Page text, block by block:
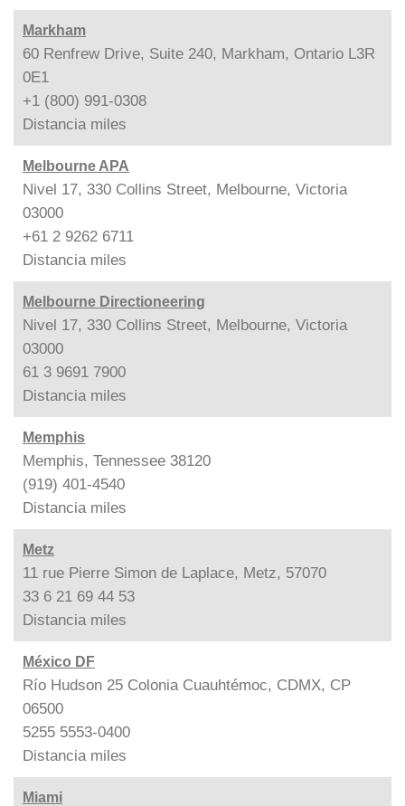
Markham
60 Renfrew Drive, Suite 240, Markham, Ontario L3R
0E1
+1 (800) 991-0308
Distancia miles
Melbourne APA
Nivel 17, 330 Collins Street, Melbourne, Victoria
03000
+61 2 9262 6711
Distancia miles
Melbourne Directioneering
Nivel 17, 330 Collins Street, Melbourne, Victoria
03000
61 3 9691 7900
Distancia miles
Memphis
Memphis, Tennessee 38120
(919) 401-4540
Distancia miles
Metz
11 rue Pierre Simon de Laplace, Metz, 57070
33 6 21 69 44 53
Distancia miles
México DF
Río Hudson 25 Colonia Cuauhtémoc, CDMX, CP
06500
5255 5553-0400
Distancia miles
Miami